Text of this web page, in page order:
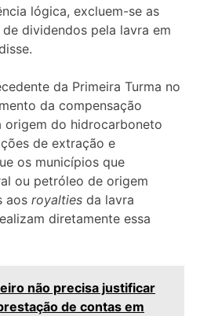
lógica, excluem-se as
dividendos pela lavra em
da Primeira Turma no
da compensação
origem do hidrocarboneto
de extração e
os municípios que
ou petróleo de origem
aos royalties da lavra
diretamente essa
não precisa justificar
de contas em